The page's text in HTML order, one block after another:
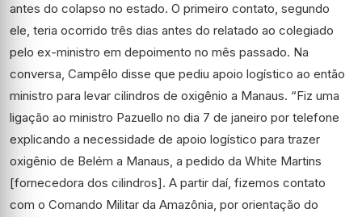
antes do colapso no estado. O primeiro contato, segundo
ele, teria ocorrido três dias antes do relatado ao colegiado
pelo ex-ministro em depoimento no mês passado. Na
conversa, Campêlo disse que pediu apoio logístico ao então
ministro para levar cilindros de oxigênio a Manaus. “Fiz uma
ligação ao ministro Pazuello no dia 7 de janeiro por telefone
explicando a necessidade de apoio logístico para trazer
oxigênio de Belém a Manaus, a pedido da White Martins
[fornecedora dos cilindros]. A partir daí, fizemos contato
com o Comando Militar da Amazônia, por orientação do